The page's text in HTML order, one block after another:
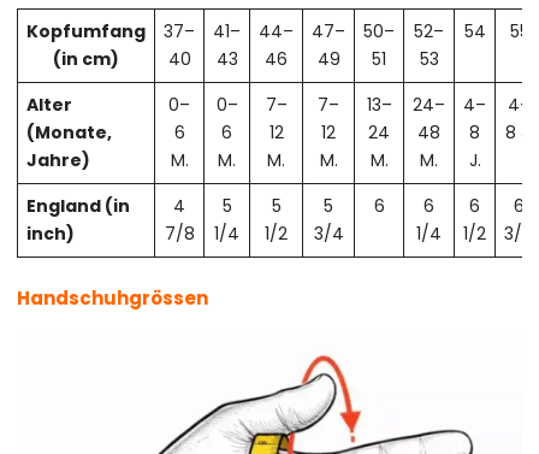
Kopfumfang
(in cm)
37–
40
41–
43
44–
46
47–
49
50–
51
52–
53
54 55
Alter
(Monate,
Jahre)
0–
6
M.
0–
6
M.
7–
12
M.
7–
12
M.
13–
24
M.
24–
48
M.
4–
8
J.
4–
8 J.
England (in
inch)
4
7/8
5
1/4
5
1/2
5
3/4
6
6
1/4
6
1/2
6
3/4
Handschuhgrössen